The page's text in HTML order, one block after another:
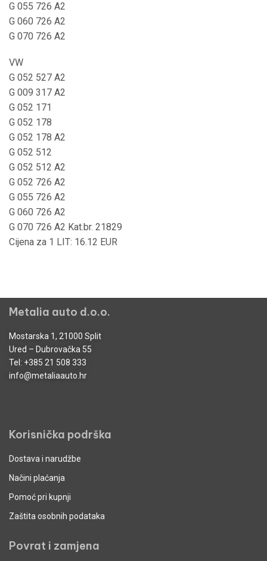
G 055 726 A2
G 060 726 A2
G 070 726 A2
VW
G 052 527 A2
G 009 317 A2
G 052 171
G 052 178
G 052 178 A2
G 052 512
G 052 512 A2
G 052 726 A2
G 055 726 A2
G 060 726 A2
G 070 726 A2 Kat.br. 21829
Cijena za 1 LIT: 16.12 EUR
Metalia auto d.o.o.
Mostarska 1, 21000 Split
Ured – Dubrovačka 55
Tel: +385 21 508 333
info@metaliaauto.hr
Korisnička podrška
Dostava i narudžbe
Načini plaćanja
Pomoć pri kupnji
Zaštita osobnih podataka
Povrat i zamjena